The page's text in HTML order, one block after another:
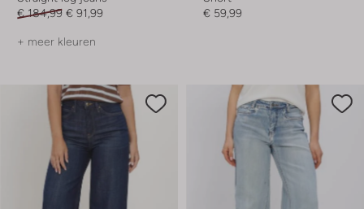
€ 184,99 € 91,99
+ meer kleuren
€ 59,99